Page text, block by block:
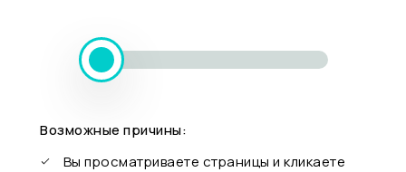
Возможные причины:
Вы просматриваете страницы и кликаете